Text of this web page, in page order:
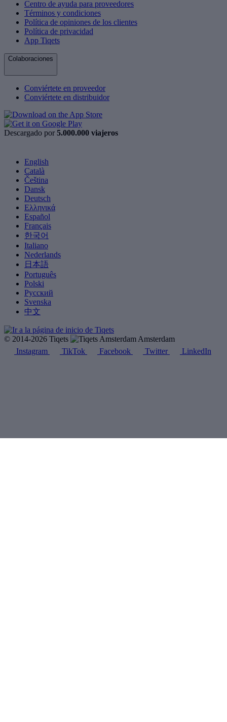
Centro de ayuda para proveedores
Términos y condiciones
Política de opiniones de los clientes
Política de privacidad
App Tiqets
Colaboraciones
Conviértete en proveedor
Conviértete en distribuidor
Descargado por 5.000.000 viajeros
English
Català
Čeština
Dansk
Deutsch
Ελληνικά
Español
Français
한국어
Italiano
Nederlands
日本語
Português
Polski
Русский
Svenska
中文
© 2014-2026 Tiqets
Amsterdam
Instagram
TikTok Facebook Twitter LinkedIn